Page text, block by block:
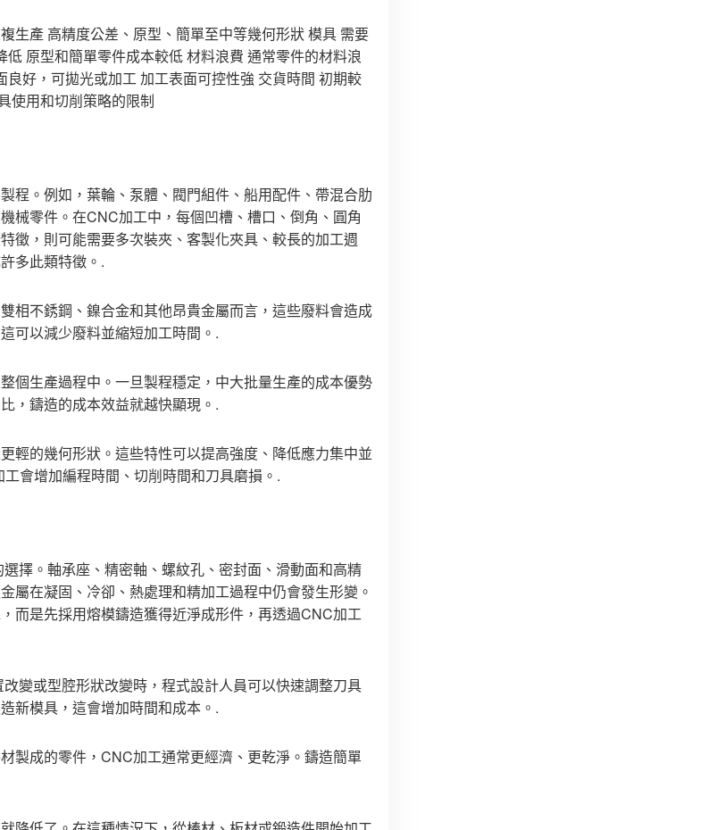
生產 高精度公差、原型、簡單至中等幾何形狀 模具 需要
原型和簡單零件成本較低 材料浪費 通常零件的材料浪
好，可拋光或加工 加工表面可控性強 交貨時間 初期較
使用和切削策略的限制
程。例如，葉輪、泵體、閥門組件、船用配件、帶混合肋
械零件。在CNC加工中，每個凹槽、槽口、倒角、圓角
徵，則可能需要多次裝夾、客製化夾具、較長的加工週
多此類特徵。.
相不銹鋼、鎳合金和其他昂貴金屬而言，這些廢料會造成
可以減少廢料並縮短加工時間。.
個生產過程中。一旦製程穩定，中大批量生產的成本優勢
，鑄造的成本效益就越快顯現。.
輕的幾何形狀。這些特性可以提高強度、降低應力集中並
會增加編程時間、切削時間和刀具磨損。.
擇。軸承座、精密軸、螺紋孔、密封面、滑動面和高精
屬在凝固、冷卻、熱處理和精加工過程中仍會發生形變。
而是先採用熔模鑄造獲得近淨成形件，再透過CNC加工
變或型腔形狀改變時，程式設計人員可以快速調整刀具
新模具，這會增加時間和成本。.
製成的零件，CNC加工通常更經濟、更乾淨。鑄造簡單